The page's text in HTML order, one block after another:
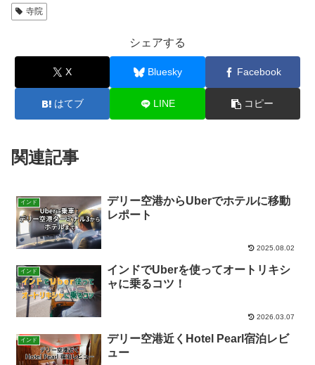
寺院
シェアする
X Bluesky Facebook
はてブ LINE コピー
関連記事
インド
デリー空港からUberでホテルに移動
レポート
2025.08.02
インド
インドでUberを使ってオートリキシ
ャに乗るコツ！
2026.03.07
インド
デリー空港近くHotel Pearl宿泊レビ
ュー